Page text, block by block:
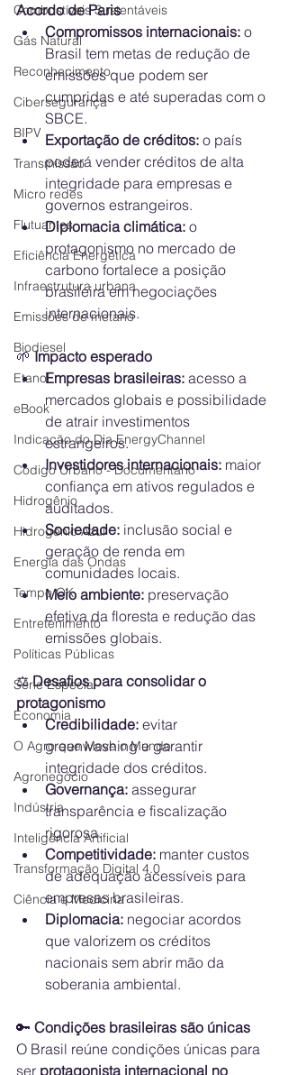
Combustíveis Sustentáveis
Gás Natural
Reconhecimento
Cibersegurança
BIPV
Transmissão
Micro redes
Flutuantes
Eficiência Energética
Infraestrutura urbana
Emissões de metano
Biodiesel
Etanol
eBook
Indicação do Dia EnergyChannel
Código Urbano - Documentário
Hidrogênio
Hidrogênio Azul
Energia das Ondas
Tempo OK
Entretenimento
Políticas Públicas
Série Especial
Economia
O Agro que Move o Mundo
Agronegócio
Indústria
Inteligência Artificial
Transformação Digital 4.0
Ciência e Medicina
Acordo de Paris
Compromissos internacionais: o
Brasil tem metas de redução de
emissões que podem ser
cumpridas e até superadas com o
SBCE.
Exportação de créditos: o país
poderá vender créditos de alta
integridade para empresas e
governos estrangeiros.
Diplomacia climática: o
protagonismo no mercado de
carbono fortalece a posição
brasileira em negociações
internacionais.
🌱 Impacto esperado
Empresas brasileiras: acesso a
mercados globais e possibilidade
de atrair investimentos
estrangeiros.
Investidores internacionais: maior
confiança em ativos regulados e
auditados.
Sociedade: inclusão social e
geração de renda em
comunidades locais.
Meio ambiente: preservação
efetiva da floresta e redução das
emissões globais.
⚖️ Desafios para consolidar o
protagonismo
Credibilidade: evitar
greenwashing e garantir
integridade dos créditos.
Governança: assegurar
transparência e fiscalização
rigorosa.
Competitividade: manter custos
de adequação acessíveis para
empresas brasileiras.
Diplomacia: negociar acordos
que valorizem os créditos
nacionais sem abrir mão da
soberania ambiental.
🔑 Condições brasileiras são únicas
O Brasil reúne condições únicas para
ser protagonista internacional no